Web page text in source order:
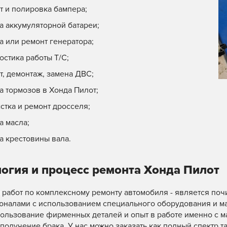
съемных колпачков
заслонки
в ДВС
магнитоллы
колеса
(2 оси)
боковых зеркал
капота
и полировка бампера;
аккумуляторной батареи;
или ремонт генератора;
работы Т/C;
демонтаж, замена ДВС;
тормозов в Хонда Пилот;
и ремонт дросселя;
масла;
крестовины вала.
и процесс ремонта Хонда Пилот
по комплексному ремонту автомобиля - является
с использованием специального оборудования и
фирменных деталей и опыт в работе именно с